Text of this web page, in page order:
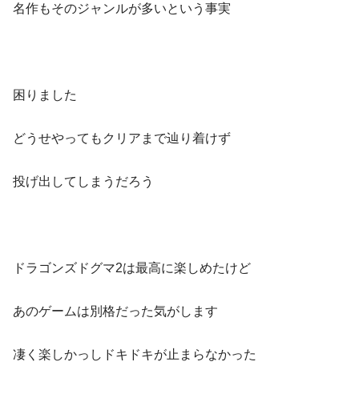
名作もそのジャンルが多いという事実
困りました
どうせやってもクリアまで辿り着けず
投げ出してしまうだろう
ドラゴンズドグマ2は最高に楽しめたけど
あのゲームは別格だった気がします
凄く楽しかっしドキドキが止まらなかった